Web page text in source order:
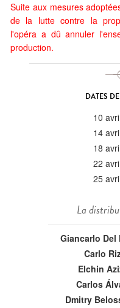
Suite aux mesures
de la lutte contre la
l'opéra a dû annuler
production.
DATES
10
14
18
22
25
La
Giancarlo Del
Carlo
Elchin
Carlos
Dmitry